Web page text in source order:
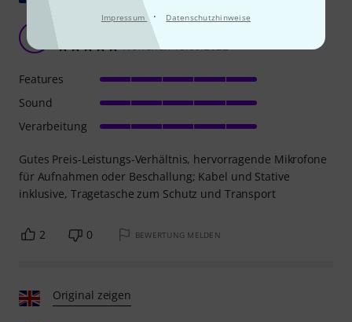
Impressum · Datenschutzhinweise
Mikrofon für Schlagzeug
Noffenex 18.09.2022
Gutes Preis-Leistungs-Verhältnis, hervorragende Mikrofone
für Aufnahmen oder Beschallung; Kabel und Stative
inklusive, Tragetasche zum Schutz und Transport
Features
Sound
Verarbeitung
2 0 BEWERTUNG MELDEN
Original zeigen